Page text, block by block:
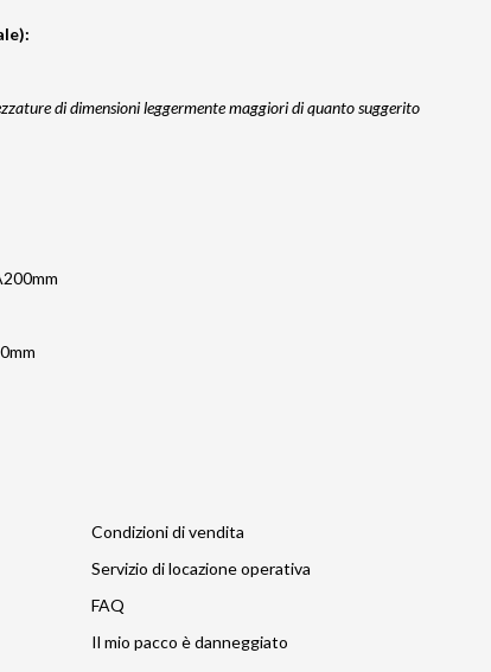
di dimensioni leggermente maggiori di quanto suggerito
Condizioni di vendita
Servizio di locazione operativa
FAQ
Il mio pacco è danneggiato